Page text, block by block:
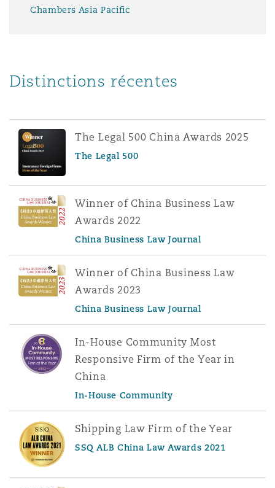
Chambers Asia Pacific
Distinctions récentes
The Legal 500 China Awards 2025
The Legal 500
Winner of China Business Law
Awards 2022
China Business Law Journal
Winner of China Business Law
Awards 2023
China Business Law Journal
In-House Community Most
Responsive Firm of the Year in
China
In-House Community
Shipping Law Firm of the Year
SSQ ALB China Law Awards 2021